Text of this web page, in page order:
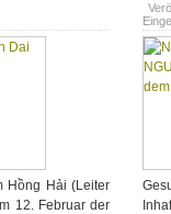
Hồng Hải (Leiter
12. Februar der